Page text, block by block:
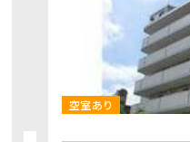
空室あり